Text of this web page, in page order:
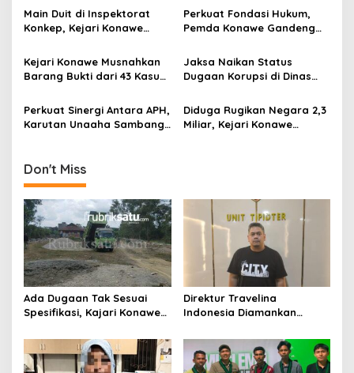
p
o
s
Main Duit di Inspektorat
Konkep, Kejari Konawe
Korupsi Rp1,2 Miliar
Perkuat Fondasi Hukum,
Pemda Konawe Gandeng
dan TUN
Kejari Konawe Musnahkan
Barang Bukti dari 43 Kasus
Jaksa Naikan Status
Dugaan Korupsi di Dinas
Perkuat Sinergi Antara APH,
Karutan Unaaha Sambangi
Diduga Rugikan Negara 2,3
Miliar, Kejari Konawe
Don't Miss
Ada Dugaan Tak Sesuai
Spesifikasi, Kajari Konawe
Rupbasan Rp1,9 Miliar
Dihentikan
Direktur Travelina
Indonesia Diamankan
Penelantaran Jemaah
Umrah Masuk Babak Baru